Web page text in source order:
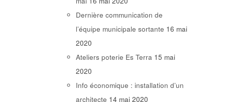
Dernière communication de
l’équipe municipale sortante 16 mai
2020
Ateliers poterie Es Terra 15 mai
2020
Info économique : installation d’un
architecte 14 mai 2020